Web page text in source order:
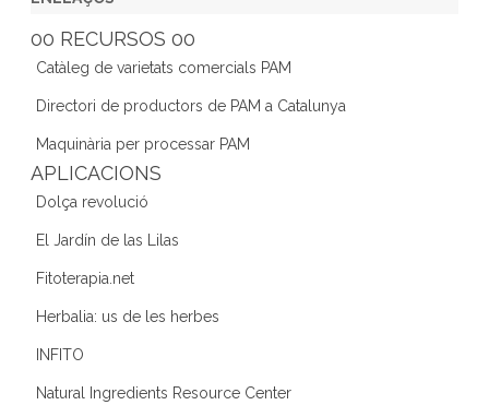
e
b
o
o
k
er gr
a
m
dI
n
00 RECURSOS 00
Catàleg de varietats comercials PAM
Directori de productors de PAM a Catalunya
Maquinària per processar PAM
APLICACIONS
Dolça revolució
El Jardín de las Lilas
Fitoterapia.net
Herbalia: us de les herbes
INFITO
Natural Ingredients Resource Center